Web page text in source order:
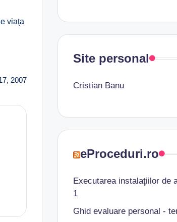
viaţa
2007
Site personal
Cristian Banu
eProceduri.ro
Executarea instalaţiilor de
1
Ghid evaluare personal -